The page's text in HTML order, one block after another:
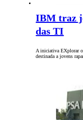
IBM traz
das TI
A iniciativa EXplorar
destinada a jovens